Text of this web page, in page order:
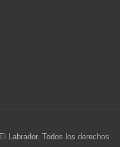
Labrador. Todos los derechos